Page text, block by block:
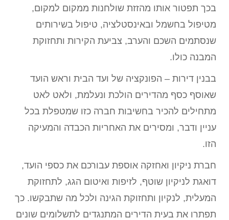
בכך תפטור אותו מהזזת שולחנות ממקום למקום,
מטיפול בחשמל ובאינסטלציה, טיפול בשירותים
שנסתמים השכם והערב, צביעת הקירות ותחזוקת
המבנה כולו.
בבנין דירות – הפונקציה של ועד הבית וראש הועד
שאוסף כסף מהדירים הולכת ונעלמת, ולאט לאט
מתחילים להכיר בחשיבות חברה כזו שמטפלת בכל
עניין ודבר, ומסירים את האחריות הכבדה והמעיקה
הזו.
חברת ניקיון ואחזקה אוספת עבורכם את כספי הועד,
דואגת לניקיון שוטף, לזיפות ואיטום הגג, לתחזוקת
המעלית, לנקיון ותחזוקת הגינה ולכל מה שתבקשו. כך
תפתרו את בעית הדירים המתנגדים לתשלומים שונים